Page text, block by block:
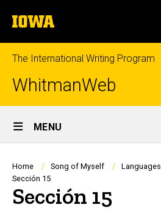
to
content
The
University
of
Iowa
The International Writing Program
WhitmanWeb
Site
Main
Navigation
MENU
Breadcrumb
Home Song of Myself Languages
Sección 15
Sección 15